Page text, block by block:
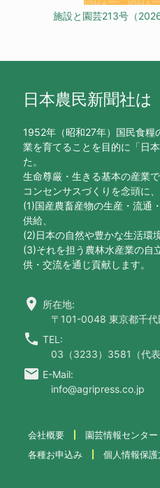
施設と園芸213号（
日本農民新聞社は
1952年（昭和27年）国民食糧
業を育てることを目的に「日
た。
生命尊厳・生きる基本の産業
コンセンサスづくりを念頭に、
(1)国産農畜産物の生産・流通
供給、
(2)日本の自然や豊かな生活環
(3)それを担う農林水産業の自
供・交流を通じ貢献します。
location_on 所在地:
〒101-0048 東京都千代
call TEL:
03（3233）3581（代表
email E-Mail:
info@agripress.co.jp
会社概要 園芸情報センター
各種お申込み
個人情報保護